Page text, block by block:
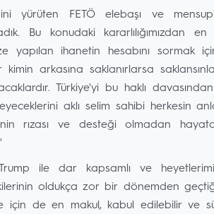
yürüten FETÖ elebaşı ve
Bu konudaki kararlılığımızdan
yapılan ihanetin hesabını sormak
arkasına saklanırlarsa
Türkiye'yi bu haklı
aklı selim sahibi herkesin
rızası ve desteği olmadan
ile dar kapsamlı ve
oldukça zor bir dönemden
için de en makul, kabul edilebilir ve